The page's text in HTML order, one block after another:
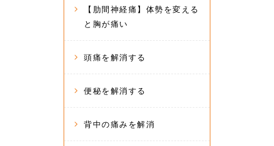
【肋間神経痛】体勢を変える
と胸が痛い
頭痛を解消する
便秘を解消する
背中の痛みを解消